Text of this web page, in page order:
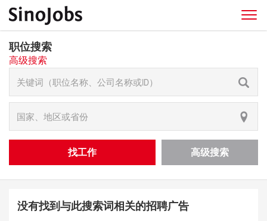
职位搜索
高级搜索
找工作 高级搜索
没有找到与此搜索词相关的招聘广告